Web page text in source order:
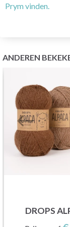
Prym vinden.
ANDEREN
DROPS